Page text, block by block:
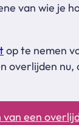
van wie je
op te nemen
overlijden
een